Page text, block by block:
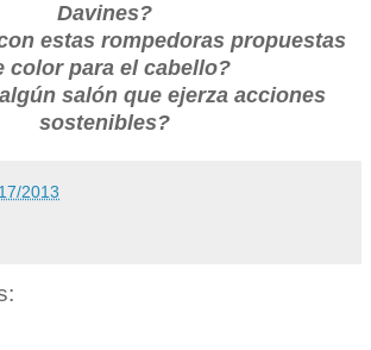
Davines?
estas rompedoras propuestas
color para el cabello?
salón que ejerza acciones
sostenibles?
2013